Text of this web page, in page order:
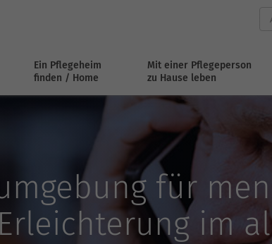
Ein Pflegeheim
finden / Home
Mit einer Pflegeperson
zu Hause leben
für
Erleichterung im